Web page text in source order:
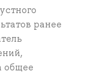
ранее
общее